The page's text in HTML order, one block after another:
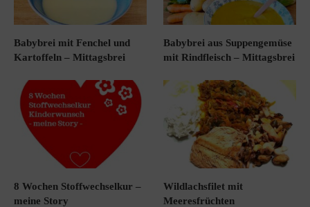
Babybrei mit Fenchel und
Kartoffeln – Mittagsbrei
Babybrei aus Suppengemüse
mit Rindfleisch – Mittagsbrei
8 Wochen Stoffwechselkur –
meine Story
Wildlachsfilet mit
Meeresfrüchten